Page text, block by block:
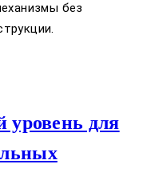
без
уровень для